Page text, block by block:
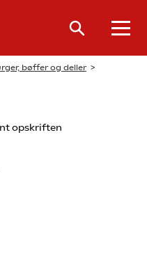
bøffer og deller >
opskriften